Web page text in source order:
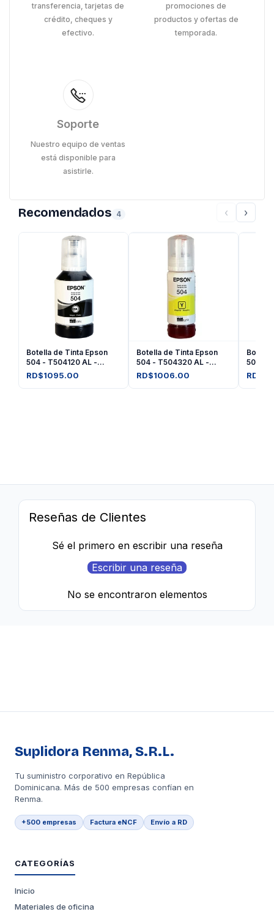
transferencia, tarjetas de
crédito, cheques y
efectivo.
promociones de
productos y ofertas de
temporada.
Soporte
Nuestro equipo de ventas
está disponible para
asistirle.
Recomendados 4 ‹ ›
Botella de Tinta Epson
504 - T504120 AL -
Negro
RD$1095.00
Botella de Tinta Epson
504 - T504320 AL -
Amarilla
RD$1006.00
Botella
504 -
Reseñas de Clientes
Sé el primero en escribir una reseña
Escribir una reseña
No se encontraron elementos
Suplidora Renma, S.R.L.
Tu suministro corporativo en República
Dominicana. Más de 500 empresas confían en
Renma.
+500 empresas Factura eNCF Envío a RD
CATEGORÍAS
Inicio
Materiales de oficina